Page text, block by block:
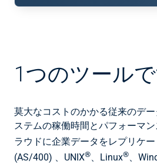
1つのツール
莫大なコストのかかる従来のデ
ステムの稼働時間とパフォーマ
ラウドに企業データをレプリケ
(AS/400) 、UNIX®、Linux®、